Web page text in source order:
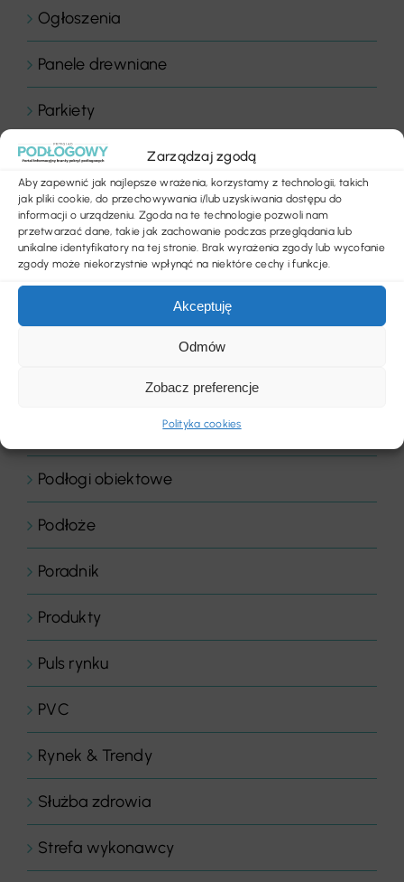
Zarządzaj zgodą
Aby zapewnić jak najlepsze wrażenia, korzystamy z technologii, takich
jak pliki cookie, do przechowywania i/lub uzyskiwania dostępu do
informacji o urządzeniu. Zgoda na te technologie pozwoli nam
przetwarzać dane, takie jak zachowanie podczas przeglądania lub
unikalne identyfikatory na tej stronie. Brak wyrażenia zgody lub wycofanie
zgody może niekorzystnie wpłynąć na niektóre cechy i funkcje.
Akceptuję
Odmów
Zobacz preferencje
Polityka cookies
Ogłoszenia
Panele drewniane
Parkiety
Placówki edukacyjne
Płytki dywanowe
Płyty
Podłogi drewniane
Podłogi elastyczne
Podłogi obiektowe
Podłoże
Poradnik
Produkty
Puls rynku
PVC
Rynek & Trendy
Służba zdrowia
Strefa wykonawcy